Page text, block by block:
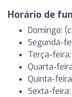
Horário de
Domingo:
Segunda-
Terça-
Quarta-
Quinta-
Sexta-feira: